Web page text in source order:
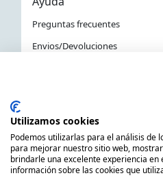
Preguntas frecuentes
Envios/Devoluciones
La Tienda Náutica en
Utilizamos cookies
Podemos utilizarlas para el análisis de
para mejorar nuestro sitio web,
brindarle una excelente experiencia en
información sobre las cookies que